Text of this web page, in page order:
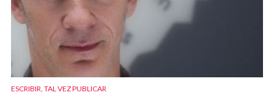
ESCRIBIR, TAL VEZ PUBLICAR